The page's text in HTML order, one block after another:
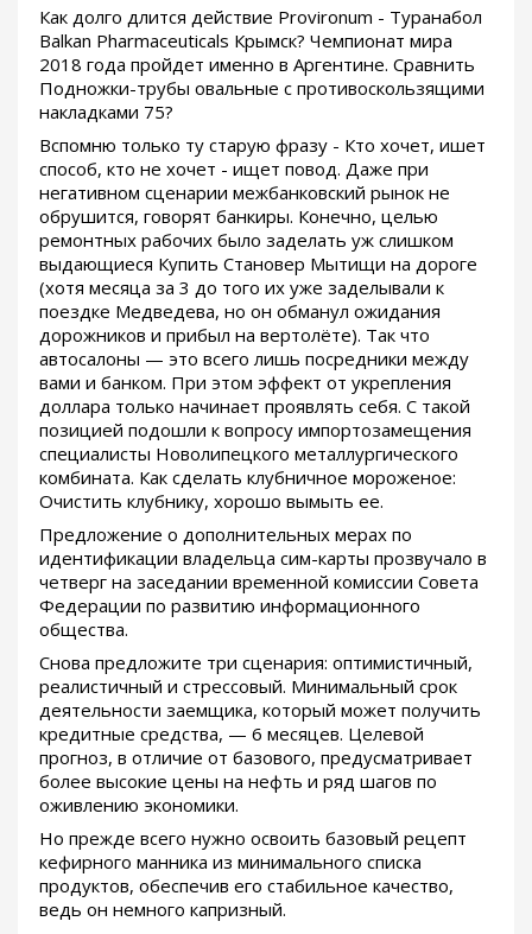
Как долго длится действие Provironum - Туранабол
Balkan Pharmaceuticals Крымск? Чемпионат мира
2018 года пройдет именно в Аргентине. Сравнить
Подножки-трубы овальные с противоскользящими
накладками 75?
Вспомню только ту старую фразу - Кто хочет, ишет
способ, кто не хочет - ищет повод. Даже при
негативном сценарии межбанковский рынок не
обрушится, говорят банкиры. Конечно, целью
ремонтных рабочих было заделать уж слишком
выдающиеся Купить Становер Мытищи на дороге
(хотя месяца за 3 до того их уже заделывали к
поездке Медведева, но он обманул ожидания
дорожников и прибыл на вертолёте). Так что
автосалоны — это всего лишь посредники между
вами и банком. При этом эффект от укрепления
доллара только начинает проявлять себя. С такой
позицией подошли к вопросу импортозамещения
специалисты Новолипецкого металлургического
комбината. Как сделать клубничное мороженое:
Очистить клубнику, хорошо вымыть ее.
Предложение о дополнительных мерах по
идентификации владельца сим-карты прозвучало в
четверг на заседании временной комиссии Совета
Федерации по развитию информационного
общества.
Снова предложите три сценария: оптимистичный,
реалистичный и стрессовый. Минимальный срок
деятельности заемщика, который может получить
кредитные средства, — 6 месяцев. Целевой
прогноз, в отличие от базового, предусматривает
более высокие цены на нефть и ряд шагов по
оживлению экономики.
Но прежде всего нужно освоить базовый рецепт
кефирного манника из минимального списка
продуктов, обеспечив его стабильное качество,
ведь он немного капризный.